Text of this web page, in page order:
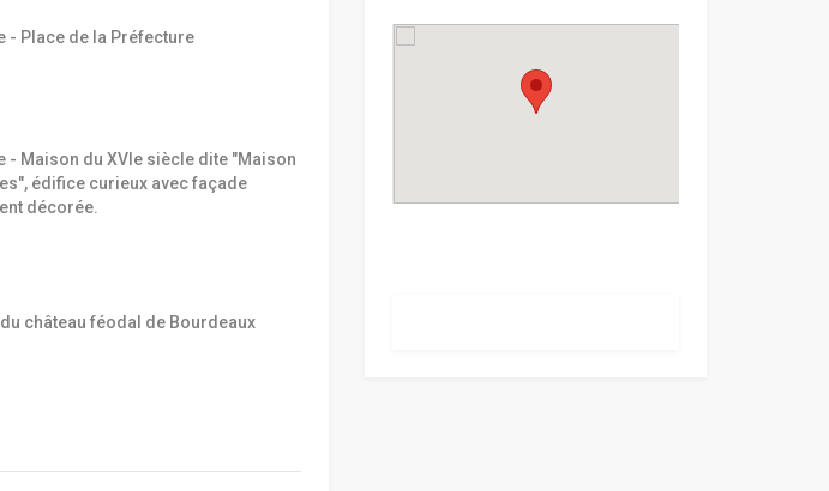
- Place de la Préfecture
- Maison du XVIe siècle dite "Maison
édifice curieux avec façade
décorée.
château féodal de Bourdeaux